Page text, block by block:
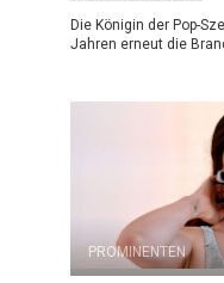
Die Königin der Pop-
Jahren erneut die
PROMINENTEN